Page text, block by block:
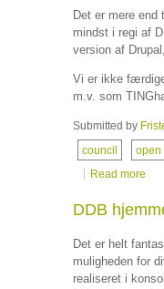
Det er mere
mindst i regi af
version af
Vi er ikke
m.v. som
Submitted by
council open
Read more
DDB
Det er helt
muligheden for
realiseret i